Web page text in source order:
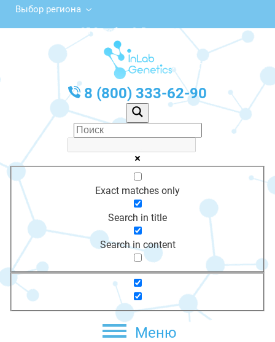
Выбор региона
ул. 25 Октября, 9, Вязьма
с 10:00 до 20:00
График работы: Пн-Пт с 10:00 до 20:00
8 (800) 333-62-90
Exact matches only
Search in title
Search in content
Меню